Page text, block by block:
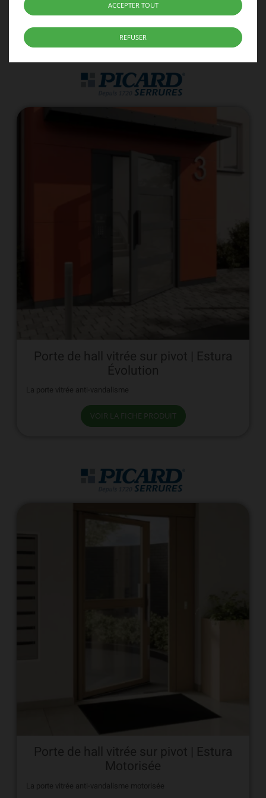
Porte de hall vitrée sur pivot | Estura
Évolution
La porte vitrée anti-vandalisme
VOIR LA FICHE PRODUIT
Porte de hall vitrée sur pivot | Estura
Motorisée
La porte vitrée anti-vandalisme motorisée